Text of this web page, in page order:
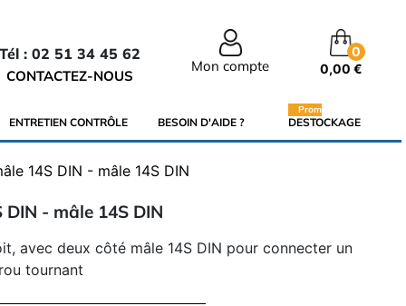
Tél : 02 51 34 45 62
CONTACTEZ-NOUS
Mon compte
0
0,00 €
ENTRETIEN CONTRÔLE BESOIN D'AIDE ? DESTOCKAGE
Promo
14S DIN - mâle 14S DIN
- mâle 14S DIN
avec deux côté mâle 14S DIN pour connecter un
tournant